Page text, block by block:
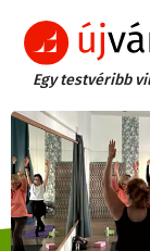
Egy testvéribb